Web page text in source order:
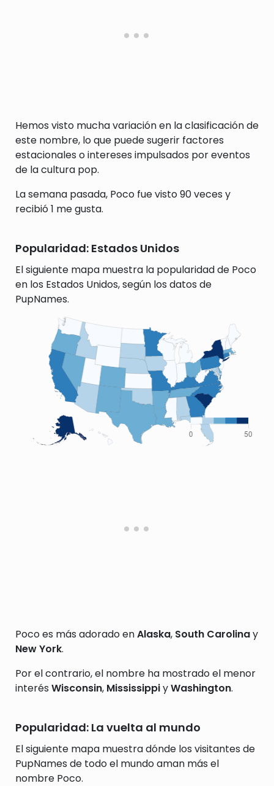
Hemos visto mucha variación en la clasificación de
este nombre, lo que puede sugerir factores
estacionales o intereses impulsados por eventos
de la cultura pop.
La semana pasada, Poco fue visto 90 veces y
recibió 1 me gusta.
Popularidad: Estados Unidos
El siguiente mapa muestra la popularidad de Poco
en los Estados Unidos, según los datos de
PupNames.
Poco es más adorado enAlaska, South Carolinay
New York.
Por el contrario, el nombre ha mostrado el menor
interés Wisconsin, MississippiyWashington.
Popularidad: La vuelta al mundo
El siguiente mapa muestra dónde los visitantes de
PupNames de todo el mundo aman más el
nombre Poco.